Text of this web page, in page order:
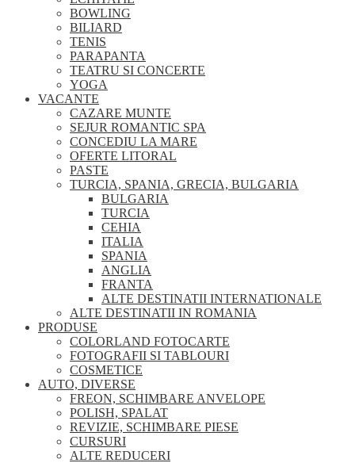
BOWLING
BILIARD
TENIS
PARAPANTA
TEATRU SI CONCERTE
YOGA
VACANTE
CAZARE MUNTE
SEJUR ROMANTIC SPA
CONCEDIU LA MARE
OFERTE LITORAL
PASTE
TURCIA, SPANIA, GRECIA, BULGARIA
BULGARIA
TURCIA
CEHIA
ITALIA
SPANIA
ANGLIA
FRANTA
ALTE DESTINATII INTERNATIONALE
ALTE DESTINATII IN ROMANIA
PRODUSE
COLORLAND FOTOCARTE
FOTOGRAFII SI TABLOURI
COSMETICE
AUTO, DIVERSE
FREON, SCHIMBARE ANVELOPE
POLISH, SPALAT
REVIZIE, SCHIMBARE PIESE
CURSURI
ALTE REDUCERI